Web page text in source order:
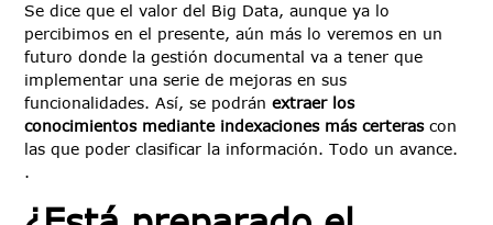
Se dice que el valor del Big Data, aunque ya lo
percibimos en el presente, aún más lo veremos en un
futuro donde la gestión documental va a tener que
implementar una serie de mejoras en sus
funcionalidades. Así, se podránextraer los
conocimientos mediante indexaciones más certerascon
las que poder clasificar la información. Todo un avance.
.